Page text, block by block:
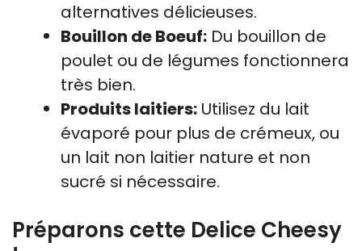
alternatives délicieuses.
Bouillon de Boeuf: Du bouillon de
poulet ou de légumes fonctionnera
très bien.
Produits laitiers: Utilisez du lait
évaporé pour plus de crémeux, ou
un lait non laitier nature et non
sucré si nécessaire.
Préparons cette Delice Cheesy